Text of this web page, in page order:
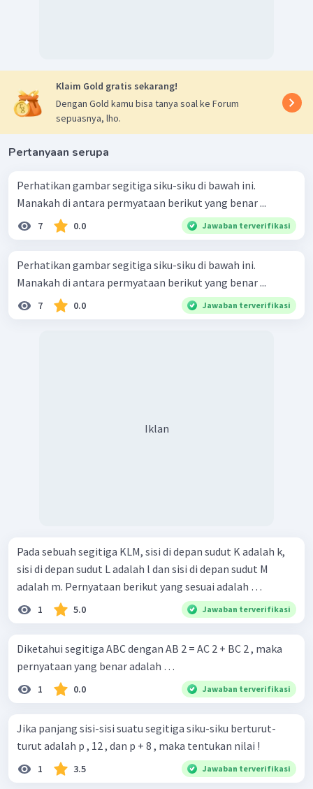
Klaim Gold gratis sekarang!
Dengan Gold kamu bisa tanya soal ke Forum
sepuasnya, lho.
Pertanyaan serupa
Perhatikan gambar segitiga siku-siku di bawah ini.
Manakah di antara permyataan berikut yang benar ...
7 0.0 Jawaban terverifikasi
Perhatikan gambar segitiga siku-siku di bawah ini.
Manakah di antara permyataan berikut yang benar ...
7 0.0 Jawaban terverifikasi
Iklan
Pada sebuah segitiga KLM, sisi di depan sudut K adalah k,
sisi di depan sudut L adalah l dan sisi di depan sudut M
adalah m. Pernyataan berikut yang sesuai adalah …
1 5.0 Jawaban terverifikasi
Diketahui segitiga ABC dengan AB 2 = AC 2 + BC 2 , maka
pernyataan yang benar adalah …
1 0.0 Jawaban terverifikasi
Jika panjang sisi-sisi suatu segitiga siku-siku berturut-
turut adalah p , 12 , dan p + 8 , maka tentukan nilai !
1 3.5 Jawaban terverifikasi